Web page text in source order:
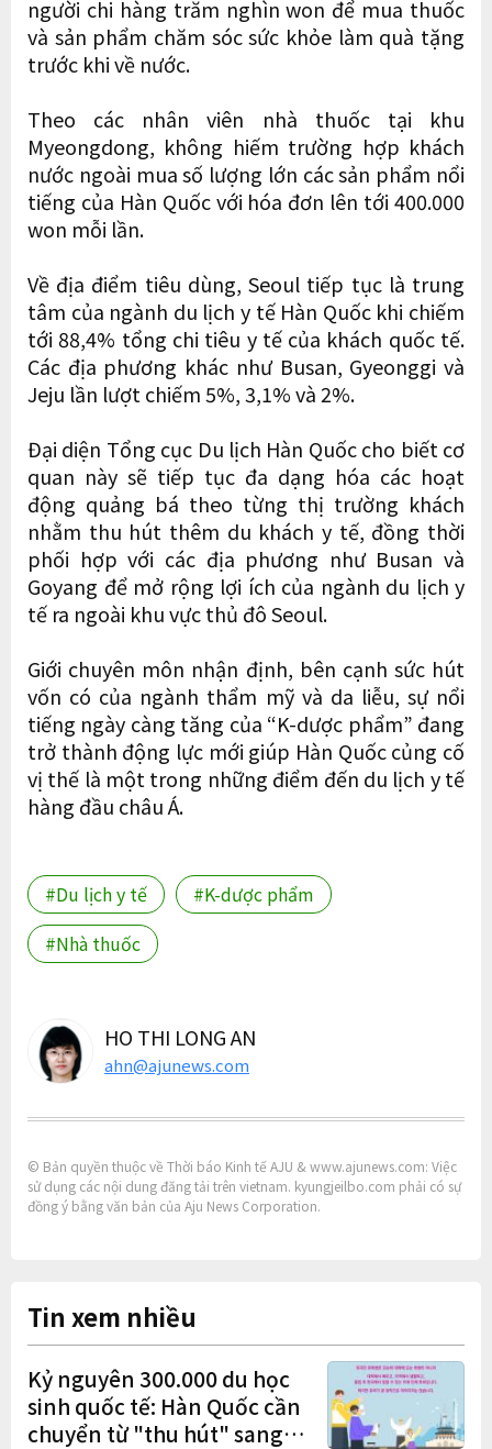
người chi hàng trăm nghìn won để mua thuốc
và sản phẩm chăm sóc sức khỏe làm quà tặng
trước khi về nước.
Theo các nhân viên nhà thuốc tại khu
Myeongdong, không hiếm trường hợp khách
nước ngoài mua số lượng lớn các sản phẩm nổi
tiếng của Hàn Quốc với hóa đơn lên tới 400.000
won mỗi lần.
Về địa điểm tiêu dùng, Seoul tiếp tục là trung
tâm của ngành du lịch y tế Hàn Quốc khi chiếm
tới 88,4% tổng chi tiêu y tế của khách quốc tế.
Các địa phương khác như Busan, Gyeonggi và
Jeju lần lượt chiếm 5%, 3,1% và 2%.
Đại diện Tổng cục Du lịch Hàn Quốc cho biết cơ
quan này sẽ tiếp tục đa dạng hóa các hoạt
động quảng bá theo từng thị trường khách
nhằm thu hút thêm du khách y tế, đồng thời
phối hợp với các địa phương như Busan và
Goyang để mở rộng lợi ích của ngành du lịch y
tế ra ngoài khu vực thủ đô Seoul.
Giới chuyên môn nhận định, bên cạnh sức hút
vốn có của ngành thẩm mỹ và da liễu, sự nổi
tiếng ngày càng tăng của “K-dược phẩm” đang
trở thành động lực mới giúp Hàn Quốc củng cố
vị thế là một trong những điểm đến du lịch y tế
hàng đầu châu Á.
#Du lịch y tế
#K-dược phẩm
#Nhà thuốc
HO THI LONG AN
ahn@ajunews.com
© Bản quyền thuộc về Thời báo Kinh tế AJU & www.ajunews.com: Việc
sử dụng các nội dung đăng tải trên vietnam. kyungjeilbo.com phải có sự
đồng ý bằng văn bản của Aju News Corporation.
Tin xem nhiều
Kỷ nguyên 300.000 du học
sinh quốc tế: Hàn Quốc cần
chuyển từ "thu hút" sang